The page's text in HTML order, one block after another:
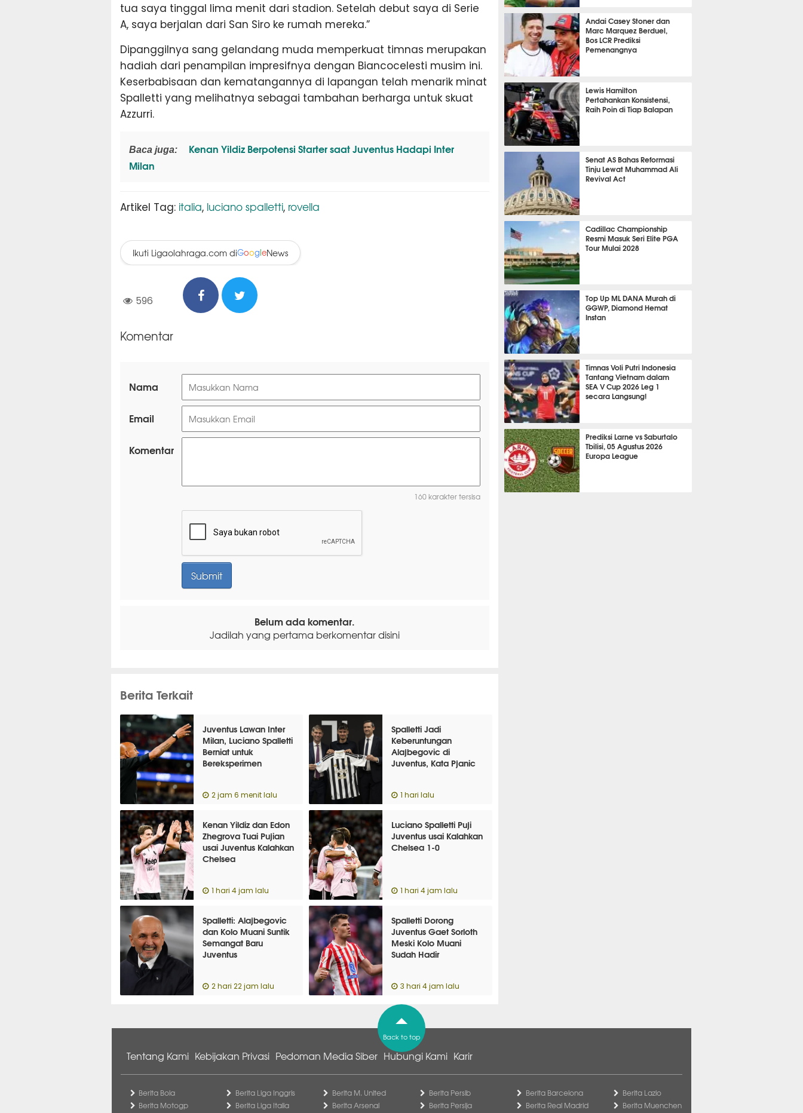
tua saya tinggal lima menit dari stadion. Setelah debut saya di Serie
A, saya berjalan dari San Siro ke rumah mereka.”
Dipanggilnya sang gelandang muda memperkuat timnas merupakan
hadiah dari penampilan impresifnya dengan Biancocelesti musim ini.
Keserbabisaan dan kematangannya di lapangan telah menarik minat
Spalletti yang melihatnya sebagai tambahan berharga untuk skuat
Azzurri.
Baca juga:
Kenan Yildiz Berpotensi Starter saat Juventus Hadapi Inter
Milan
Artikel Tag: italia, luciano spalletti, rovella
Ikuti Ligaolahraga.com diGoogleNews
596
Komentar
Nama
Email
Komentar
160 karakter tersisa
Belum ada komentar.
Jadilah yang pertama berkomentar disini
Berita Terkait
Juventus Lawan Inter
Milan, Luciano Spalletti
Berniat untuk
Bereksperimen
2 jam 6 menit lalu
Spalletti Jadi
Keberuntungan
Alajbegovic di
Juventus, Kata Pjanic
1 hari lalu
Kenan Yildiz dan Edon
Zhegrova Tuai Pujian
usai Juventus Kalahkan
Chelsea
1 hari 4 jam lalu
Luciano Spalletti Puji
Juventus usai Kalahkan
Chelsea 1-0
1 hari 4 jam lalu
Spalletti: Alajbegovic
dan Kolo Muani Suntik
Semangat Baru
Juventus
2 hari 22 jam lalu
Spalletti Dorong
Juventus Gaet Sorloth
Meski Kolo Muani
Sudah Hadir
3 hari 4 jam lalu
TENIS
Andai Casey Stoner dan
Marc Marquez Berduel,
Bos LCR Prediksi
Pemenangnya
MOTOGP
Lewis Hamilton
Pertahankan Konsistensi,
Raih Poin di Tiap Balapan
F1
Senat AS Bahas Reformasi
Tinju Lewat Muhammad Ali
Revival Act
TINJU
Cadillac Championship
Resmi Masuk Seri Elite PGA
Tour Mulai 2028
GOLF
Top Up ML DANA Murah di
GGWP, Diamond Hemat
Instan
ESPORTS
Timnas Voli Putri Indonesia
Tantang Vietnam dalam
SEA V Cup 2026 Leg 1
secara Langsung!
OLAHRAGA LAIN
Prediksi Larne vs Saburtalo
Tbilisi, 05 Agustus 2026
Europa League
Back to top
Tentang Kami Kebijakan Privasi Pedoman Media Siber Hubungi Kami Karir
Berita Bola
Berita Motogp
Berita Liga Inggris
Berita Liga Italia
Berita M. United
Berita Arsenal
Berita Persib
Berita Persija
Berita Barcelona
Berita Real Madrid
Berita Lazio
Berita Muenchen